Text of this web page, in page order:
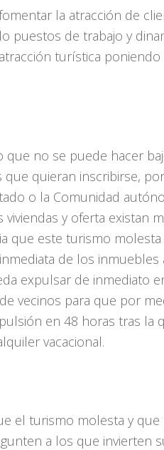
la atracción de
puestos de trabajo y
turística
que no se puede hacer
quieran inscribirse,
o la Comunidad
y oferta existan
que este turismo
de los inmuebles
expulsar de inmediato
vecinos para que por
en 48 horas tras la
vacacional.
el turismo molesta y
a los que invierten